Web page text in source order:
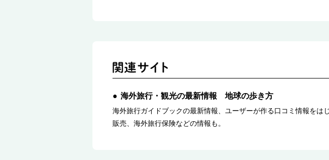
海外旅行・観光の最新情報 地球の歩き方
海外旅行ガイドブックの最新情報、ユーザーが作る口コミ情報を
販売、海外旅行保険などの情報も。